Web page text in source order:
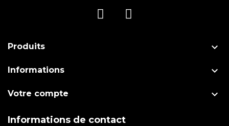
Produits 
Informations 
Votre compte 
Informations de contact